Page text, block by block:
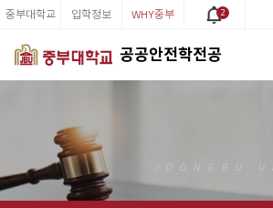
공공안전학전공
중부대학교 입학정보 WHY중부 2